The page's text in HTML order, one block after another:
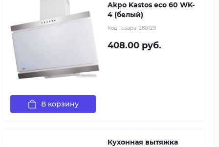
Akpo Kastos eco 60 WK-
4 (белый)
Код товара: 280129
408.00 руб.
В корзину
Кухонная вытяжка